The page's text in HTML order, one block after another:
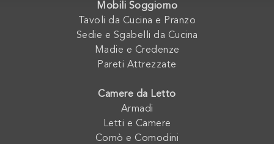
Mobili Soggiorno
Tavoli da Cucina e Pranzo
Sedie e Sgabelli da Cucina
Madie e Credenze
Pareti Attrezzate
Camere da Letto
Armadi
Letti e Camere
Comò e Comodini